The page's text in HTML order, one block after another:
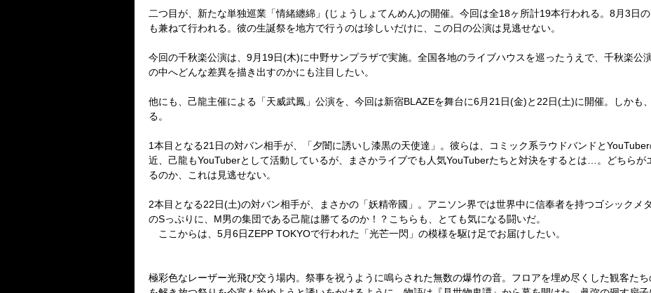
二つ目が、新たな単独巡業「情緒纏綿」(じょうしょてんめん)の開催。今回は全18ヶ所計19本行われる。8月3日
も兼ねて行われる。彼の生誕祭を地方で行うのは珍しいだけに、この日の公演は見逃せない。
今回の千秋楽公演は、9月19日(木)に中野サンプラザで実施。全国各地のライブハウスを巡ったうえで、千秋楽公
の中へどんな差異を描き出すのかにも注目したい。
他にも、己龍主催による「天威武鳳」公演を、今回は新宿BLAZEを舞台に6月21日(金)と22日(土)に開催。しかも
る。
1本目となる21日の対バン相手が、「夕闇に誘いし漆黒の天使達」。彼らは、コミック系ラウドバンドと
近、己龍もYouTuberとして活動しているが、まさかライブでも人気YouTuberたちと対決をするとは…。どちらが
るのか、これは見逃せない。
2本目となる22日(土)の対バン相手が、まさかの「妖精帝國」。アニソン界では世界中に信奉者を持つゴシックメ
のSっぷりに、M男の集団である己龍は勝てるのか！？こちらも、とても気になる闘いだ。
ここからは、5月6日ZEPP TOKYOで行われた「光芒一閃」の模様を駆け足でお届けしたい。
極彩色なレーザー光飛び交う場内。祭事を祝うように鳴らされた無数の爆竹の音。フロアを埋め尽くした観客た